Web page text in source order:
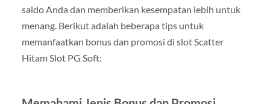
saldo Anda dan memberikan kesempatan lebih untuk
menang. Berikut adalah beberapa tips untuk
memanfaatkan bonus dan promosi di slot Scatter
Hitam Slot PG Soft: